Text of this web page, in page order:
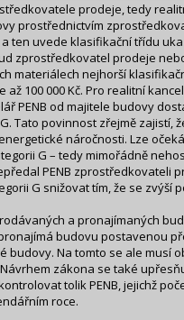
prodeje, tedy
prostřednictvím
ten uvede klasifikační třídu
zprostředkovatel prodeje
materiálech nejhorší
100 000 Kč. Pro realitní
PENB od majitele budovy
Tato povinnost zřejmě zajistí,
náročnosti. Lze
G – tedy mimořádně
PENB zprostředkovateli
G snižovat tím, že se zvýší
a pronajímaných
budovu postavenou
Na tomto se ale musí
zákona se také
tolik PENB, jejichž
roce.